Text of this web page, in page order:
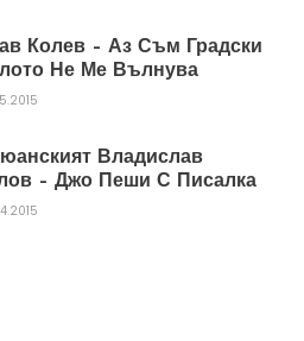
Колев – Аз Съм Градски
Не Ме Вълнува
Владислав
– Джо Пеши С Писалка